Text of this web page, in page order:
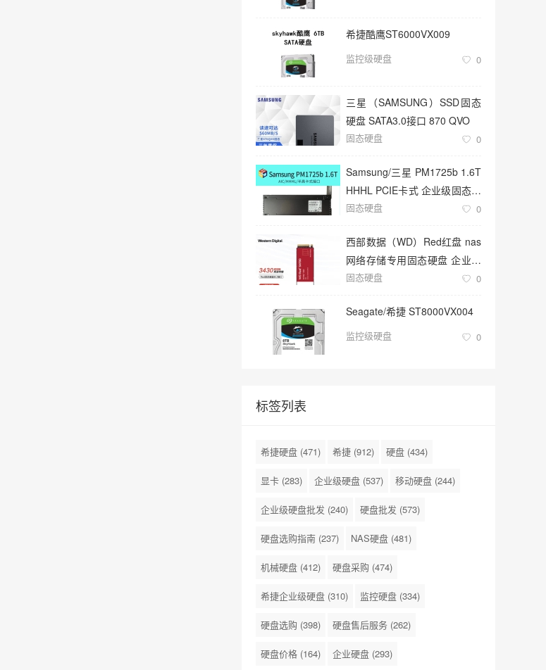
希捷酷鹰ST6000VX009
监控级硬盘 0
三星（SAMSUNG）SSD固态
硬盘 SATA3.0接口 870 QVO
固态硬盘 0
Samsung/三星 PM1725b 1.6T
HHHL PCIE卡式 企业级固态硬
盘
固态硬盘 0
西部数据（WD）Red红盘 nas
网络存储专用固态硬盘 企业级
服务器
固态硬盘 0
Seagate/希捷 ST8000VX004
监控级硬盘 0
标签列表
希捷硬盘 (471) 希捷 (912) 硬盘 (434)
显卡 (283) 企业级硬盘 (537) 移动硬盘 (244)
企业级硬盘批发 (240) 硬盘批发 (573)
硬盘选购指南 (237) NAS硬盘 (481)
机械硬盘 (412) 硬盘采购 (474)
希捷企业级硬盘 (310) 监控硬盘 (334)
硬盘选购 (398) 硬盘售后服务 (262)
硬盘价格 (164) 企业硬盘 (293)